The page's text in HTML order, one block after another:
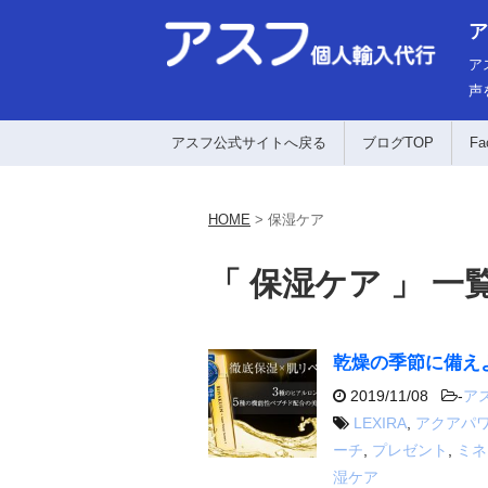
ア
声
アスフ公式サイトへ戻る ブログTOP
HOME > 保湿ケア
「 保湿ケア 」 一
乾燥の季節に備え
2019/11/08 -ア
LEXIRA アクアパ
ーチ
プレゼント ミ
湿ケア